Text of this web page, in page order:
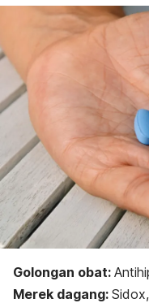
Golongan obat:
Merek dagang: